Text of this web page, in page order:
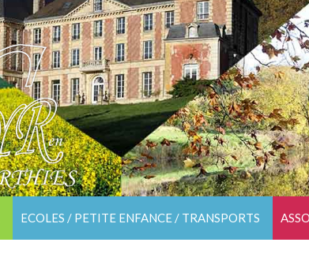
ECOLES / PETITE ENFANCE / TRANSPORTS